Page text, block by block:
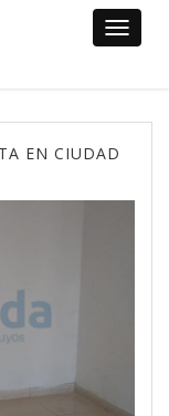
Toggle
EN CIUDAD